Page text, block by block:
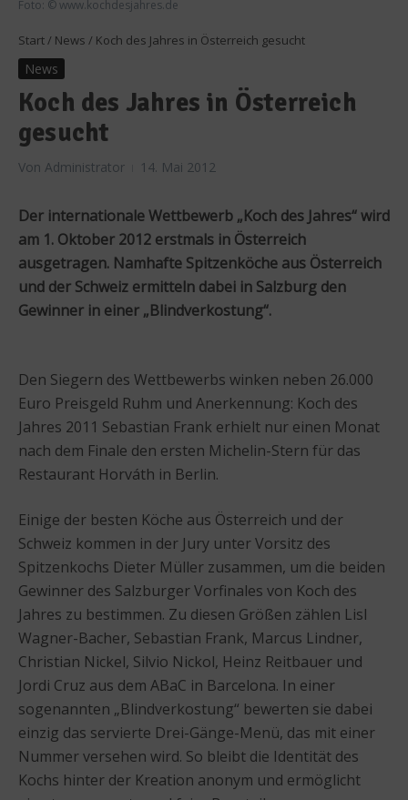
Foto: © www.kochdesjahres.de
Start / News / Koch des Jahres in Österreich gesucht
News
Koch des Jahres in Österreich
gesucht
Von Administrator 14. Mai 2012
Der internationale Wettbewerb „Koch des Jahres“ wird
am 1. Oktober 2012 erstmals in Österreich
ausgetragen. Namhafte Spitzenköche aus Österreich
und der Schweiz ermitteln dabei in Salzburg den
Gewinner in einer „Blindverkostung“.
Den Siegern des Wettbewerbs winken neben 26.000
Euro Preisgeld Ruhm und Anerkennung: Koch des
Jahres 2011 Sebastian Frank erhielt nur einen Monat
nach dem Finale den ersten Michelin-Stern für das
Restaurant Horváth in Berlin.
Einige der besten Köche aus Österreich und der
Schweiz kommen in der Jury unter Vorsitz des
Spitzenkochs Dieter Müller zusammen, um die beiden
Gewinner des Salzburger Vorfinales von Koch des
Jahres zu bestimmen. Zu diesen Größen zählen Lisl
Wagner-Bacher, Sebastian Frank, Marcus Lindner,
Christian Nickel, Silvio Nickol, Heinz Reitbauer und
Jordi Cruz aus dem ABaC in Barcelona. In einer
sogenannten „Blindverkostung“ bewerten sie dabei
einzig das servierte Drei-Gänge-Menü, das mit einer
Nummer versehen wird. So bleibt die Identität des
Kochs hinter der Kreation anonym und ermöglicht